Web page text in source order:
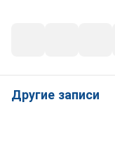
Другие записи